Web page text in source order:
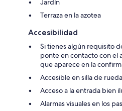
Jardín
Terraza en la azotea
Accesibilidad
Si tienes algún requisito
ponte en contacto con el
que aparece en la
Accesible en silla de
Acceso a la entrada bien
Alarmas visuales en los